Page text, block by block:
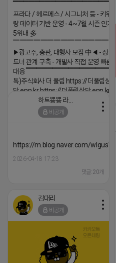
▔▔▔▔▔▔▔▔▔▔▔▔▔▔▔▔▔▔ ▶
프라다 / 헤르메스 / 시그니처 등 - 키워
량 데이터 기반 운영 - 4~7월 시즌 인기
5위내 多
▶광고주, 총판, 대행사 모집 中◀ - 장기
트너 관계 구축 - 개발사 직접 운영 빠른
대응 ▔▔▔▔▔▔▔▔▔▔▔▔▔▔▔▔▔▔
톡)주식회사 더 풀림 https://더풀림상
담.enn.kr https://더풀림상담.enn.kr
2026-04-18 17:26
하트뿅뿅 라이언
비공개
https://m.blog.naver.com/
2026-04-18 17:23
댓글:20개
김대리
비공개